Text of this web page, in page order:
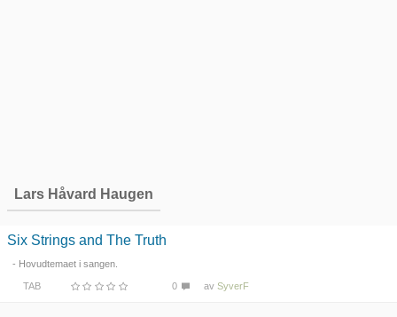
Lars Håvard Haugen
Six Strings and The Truth
- Hovudtemaet i sangen.
TAB 0 av SyverF